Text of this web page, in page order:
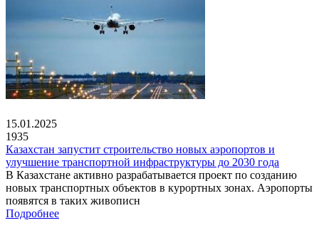
15.01.2025
1935
Казахстан запустит строительство новых аэропортов и
улучшение транспортной инфраструктуры до 2030 года
В Казахстане активно разрабатывается проект по созданию
новых транспортных объектов в курортных зонах. Аэропорты
появятся в таких живописн
Подробнее